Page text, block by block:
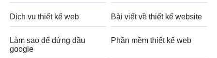
Dịch vụ thiết kế web Bài viết về thiết kế website
Làm sao để đứng đầu
google
Phần mềm thiết kế web